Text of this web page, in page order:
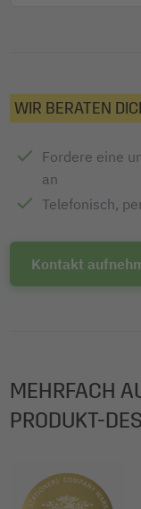
WIR BERATEN
Fordere eine
an
Telefonisch,
Kontakt
MEHRFACH
PRODUKT-